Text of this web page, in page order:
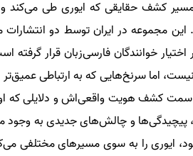
مسیر کشف حقایقی که ایوری طی می‌کند
مجموعه در ایران توسط دو انتشارات
خوانندگان فارسی‌زبان قرار گرفته
اما سرنخ‌هایی که به ارتباطی عمیق‌تر
به سمت کشف هویت واقعی‌اش و دلایلی که
پیچیدگی‌ها و چالش‌های جدیدی به وجود
ایوری را به سوی مسیرهای مختلفی